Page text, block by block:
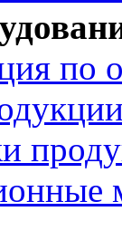
по